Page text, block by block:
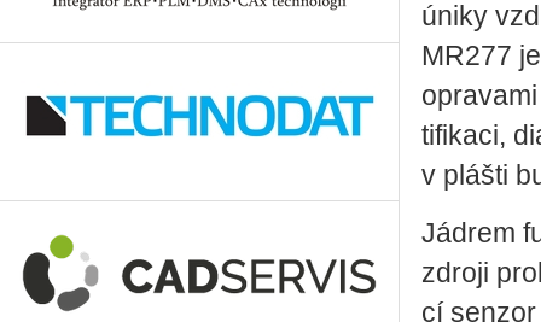
úniky
MR277
ti­fi­ka­ci,
v pláš­ti
Já­drem
zdro­ji
cí